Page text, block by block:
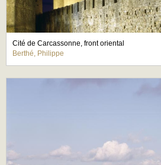
Cité de Carcassonne, front oriental
Berthé, Philippe